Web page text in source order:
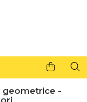
geometrice -